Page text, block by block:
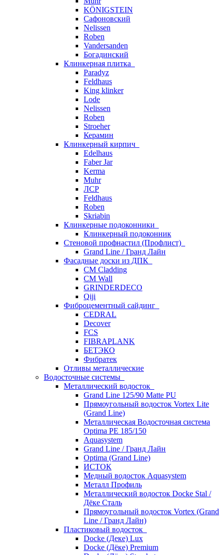
KÖNIGSTEIN
Сафоновский
Nelissen
Roben
Vandersanden
Богадинский
Клинкерная плитка
Paradyz
Feldhaus
King klinker
Lode
Nelissen
Roben
Stroeher
Керамин
Клинкерный кирпич
Edelhaus
Faber Jar
Kerma
Muhr
ЛСР
Feldhaus
Roben
Skriabin
Клинкерные подоконники
Клинкерный подоконник
Стеновой профнастил (Профлист)
Grand Line / Гранд Лайн
Фасадные доски из ДПК
CM Cladding
CM Wall
GRINDERDECO
Qiji
Фиброцементный сайдинг
CEDRAL
Decover
FCS
FIBRAPLANK
БЕТЭКО
Фибратек
Отливы металлические
Водосточные системы
Металлический водосток
Grand Line 125/90 Matte PU
Прямоугольный водосток Vortex Lite
(Grand Line)
Металлическая Водосточная система
Optima PE 185/150
Aquasystem
Grand Line / Гранд Лайн
Optima (Grand Line)
ИСТОК
Медный водосток Aquasystem
Металл Профиль
Металлический водосток Docke Stal /
Дёке Сталь
Прямоугольный водосток Vortex (Grand
Line / Гранд Лайн)
Пластиковый водосток
Docke (Деке) Lux
Docke (Дёке) Premium